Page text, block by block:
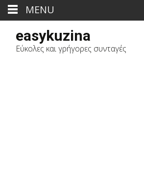
easykuzina
Εύκολες και γρήγορες συνταγές
MENU